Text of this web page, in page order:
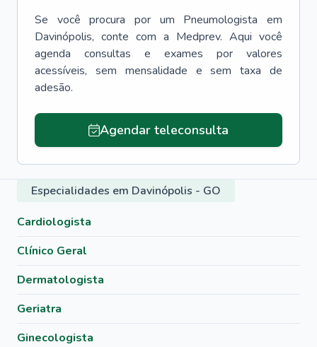
Se você procura por um Pneumologista
em
Davinópolis, conte com a Medprev. Aqui você
agenda consultas e exames por valores
acessíveis, sem mensalidade e sem taxa de
adesão.
Agendar teleconsulta
Especialidades em Davinópolis - GO
Cardiologista
Clínico Geral
Dermatologista
Geriatra
Ginecologista